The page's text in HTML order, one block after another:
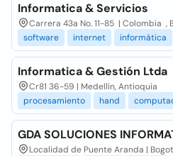
Informatica & Servicios
Carrera 43a No. 11-85 | Colombia ,
software
internet informática
Informatica & Gestión Ltda
Cr81 36-59 | Medellín, Antioquia
procesamiento
hand
GDA SOLUCIONES
Localidad de Puente Aranda |